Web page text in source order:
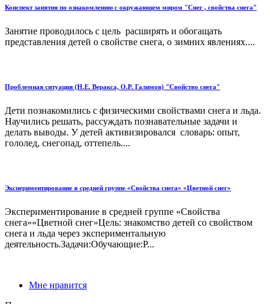
Конспект занятия по ознакомлению с окружающем миром "Снег , свойства снега"
Занятие проводилось с цель расширять и обогащать
представления детей о свойстве снега, о зимних явлениях....
Проблемная ситуация (Н.Е. Веракса, О.Р. Галимов) "Свойство снега"
Дети познакомились с физическими свойствами снега и льда.
Научились решать, рассуждать познавательные задачи и
делать выводы. У детей активизировался словарь: опыт,
гололед, снегопад, оттепель....
Экспериментирование в средней группе «Свойства снега» «Цветной снег»
Экспериментирование в средней группе «Свойства
снега»«Цветной снег»Цель: знакомство детей со свойством
снега и льда через экспериментальную
деятельность.Задачи:Обучающие:Р...
Мне нравится